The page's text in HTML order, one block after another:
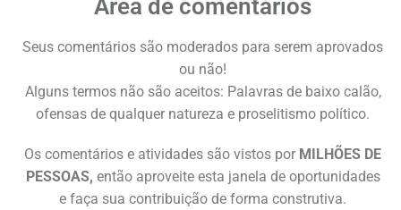
Área de comentários
Seus comentários são moderados para serem aprovados
ou não!
Alguns termos não são aceitos: Palavras de baixo calão,
ofensas de qualquer natureza e proselitismo político.
Os comentários e atividades são vistos por MILHÕES DE
PESSOAS, então aproveite esta janela de oportunidades
e faça sua contribuição de forma construtiva.